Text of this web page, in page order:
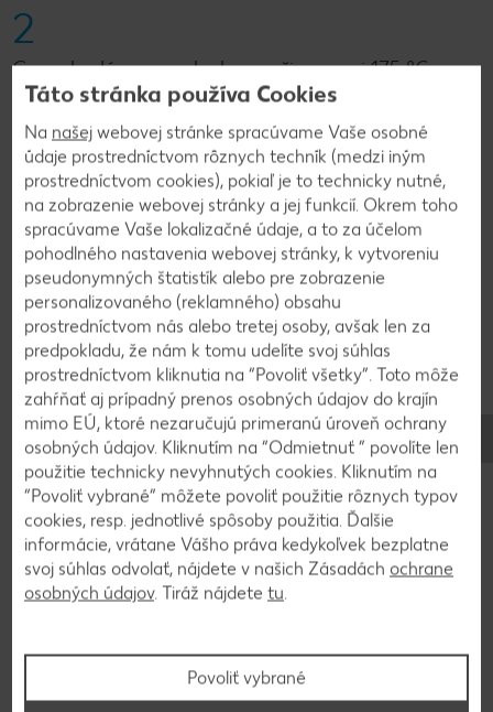
2
Granolu dáme na plech a pečieme pri 175 °C
približne 30 - 40 minút do chrumkava.
3
Čokoládu a brusnice nasekáme a primiešame k
vychladnutej (aby sa čokoláda neroztopila)
granole.
4
Skladujeme v pohári alebo vo vzduchotesnej
nádobe.
Späť na prehľad
Táto stránka používa Cookies
Na našej webovej stránke spracúvame Vaše osobné
údaje prostredníctvom rôznych techník (medzi iným
prostredníctvom cookies), pokiaľ je to technicky nutné,
na zobrazenie webovej stránky a jej funkcií. Okrem toho
spracúvame Vaše lokalizačné údaje, a to za účelom
pohodlného nastavenia webovej stránky, k vytvoreniu
pseudonymných štatistík alebo pre zobrazenie
personalizovaného (reklamného) obsahu
prostredníctvom nás alebo tretej osoby, avšak len za
predpokladu, že nám k tomu udelíte svoj súhlas
prostredníctvom kliknutia na “Povoliť všetky”. Toto môže
zahŕňať aj prípadný prenos osobných údajov do krajín
mimo EÚ, ktoré nezaručujú primeranú úroveň ochrany
osobných údajov. Kliknutím na “Odmietnuť ” povolíte len
použitie technicky nevyhnutých cookies. Kliknutím na
“Povoliť vybrané” môžete povoliť použitie rôznych typov
cookies, resp. jednotlivé spôsoby použitia. Ďalšie
informácie, vrátane Vášho práva kedykoľvek bezplatne
svoj súhlas odvolať, nájdete v našich Zásadách ochrane
osobných údajov. Tiráž nájdete tu.
Povoliť vybrané